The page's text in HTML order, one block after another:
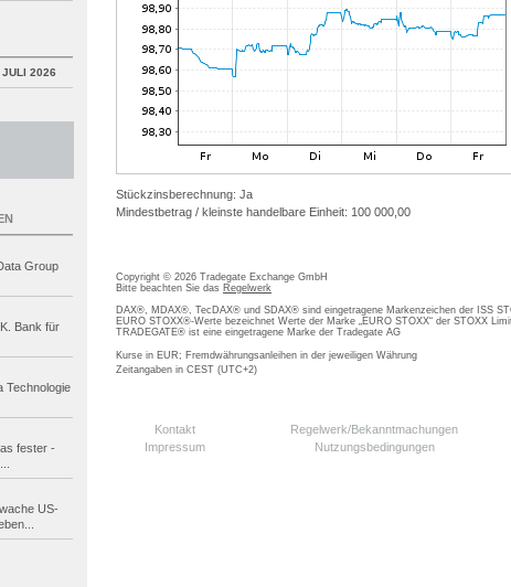
Stückzinsberechnung: Ja
Mindestbetrag / kleinste handelbare Einheit: 100 000,00
Copyright © 2026 Tradegate Exchange GmbH
Bitte beachten Sie das Regelwerk
DAX®, MDAX®, TecDAX® und SDAX® sind eingetragene Markenzeichen der ISS
EURO STOXX®-Werte bezeichnet Werte der Marke „EURO STOXX“ der STOXX
TRADEGATE® ist eine eingetragene Marke der Tradegate AG
Kurse in EUR; Fremdwährungsanleihen in der jeweiligen Währung
Zeitangaben in CEST (UTC+2)
Kontakt Regelwerk/Bekanntmachungen
Impressum
Nutzungsbedingungen
JULI 2026
Group
Bank für
Technologie
fester -
US-